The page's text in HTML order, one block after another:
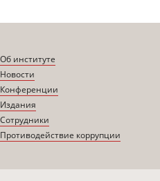
Об институте
Новости
Конференции
Издания
Сотрудники
Противодействие коррупции